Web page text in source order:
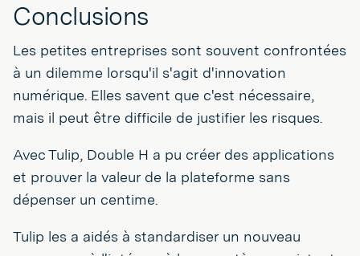
Conclusions
Les petites entreprises sont souvent confrontées
à un dilemme lorsqu'il s'agit d'innovation
numérique. Elles savent que c'est nécessaire,
mais il peut être difficile de justifier les risques.
Avec Tulip, Double H a pu créer des applications
et prouver la valeur de la plateforme sans
dépenser un centime.
Tulip les a aidés à standardiser un nouveau